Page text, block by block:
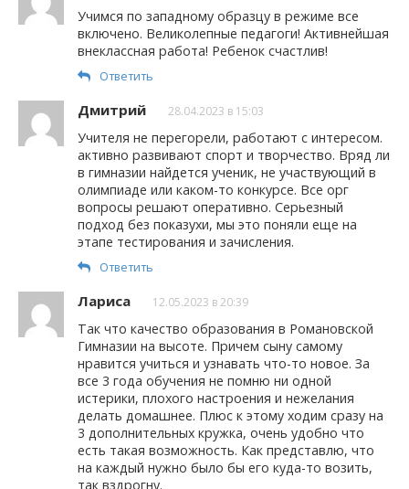
Учимся по западному образцу в режиме все
включено. Великолепные педагоги! Активнейшая
внеклассная работа! Ребенок счастлив!
Ответить
Дмитрий 28.04.2023 в 15:03
Учителя не перегорели, работают с интересом.
активно развивают спорт и творчество. Вряд ли
в гимназии найдется ученик, не участвующий в
олимпиаде или каком-то конкурсе. Все орг
вопросы решают оперативно. Серьезный
подход без показухи, мы это поняли еще на
этапе тестирования и зачисления.
Ответить
Лариса 12.05.2023 в 20:39
Так что качество образования в Романовской
Гимназии на высоте. Причем сыну самому
нравится учиться и узнавать что-то новое. За
все 3 года обучения не помню ни одной
истерики, плохого настроения и нежелания
делать домашнее. Плюс к этому ходим сразу на
3 дополнительных кружка, очень удобно что
есть такая возможность. Как представлю, что
на каждый нужно было бы его куда-то возить,
так вздрогну.